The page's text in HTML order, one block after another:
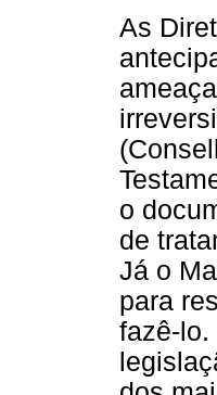
As
o
de
Já o
para
fazê-lo.